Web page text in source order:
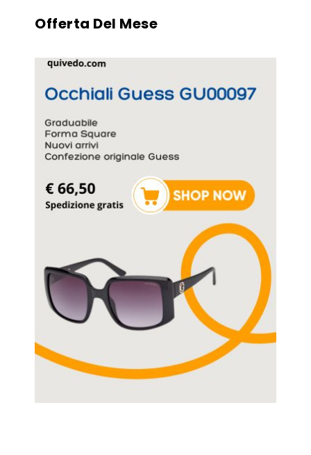
Offerta Del Mese